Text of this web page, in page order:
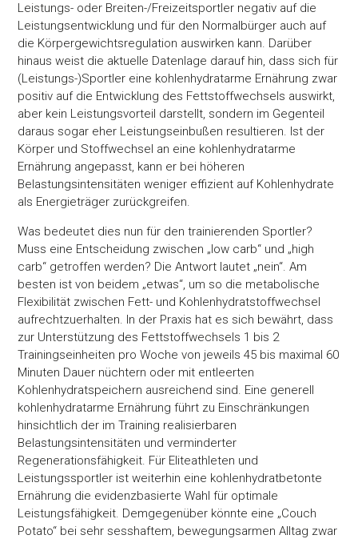
Zustimmung Details Über
Diese Webseite verwendet Cookies
Wir verwenden Cookies, um Inhalte und Anzeigen zu
personalisieren, Funktionen für soziale Medien anbieten zu
und die Zugriffe auf unsere Website zu analysieren.
geben wir Informationen zu Ihrer Verwendung unserer
Leistungs- oder Breiten-/Freizeitsportler negativ auf die
Leistungsentwicklung und für den Normalbürger auch auf
die Körpergewichtsregulation auswirken kann. Darüber
hinaus weist die aktuelle Datenlage darauf hin, dass sich für
(Leistungs-)Sportler eine kohlenhydratarme Ernährung zwar
positiv auf die Entwicklung des Fettstoffwechsels auswirkt,
aber kein Leistungsvorteil darstellt, sondern im Gegenteil
daraus sogar eher Leistungseinbußen resultieren. Ist der
Körper und Stoffwechsel an eine kohlenhydratarme
Ernährung angepasst, kann er bei höheren
Belastungsintensitäten weniger effizient auf Kohlenhydrate
als Energieträger zurückgreifen.
Was bedeutet dies nun für den trainierenden Sportler?
Muss eine Entscheidung zwischen „low carb“ und „high
carb“ getroffen werden? Die Antwort lautet „nein“. Am
besten ist von beidem „etwas“, um so die metabolische
Flexibilität zwischen Fett- und Kohlenhydratstoffwechsel
aufrechtzuerhalten. In der Praxis hat es sich bewährt, dass
zur Unterstützung des Fettstoffwechsels 1 bis 2
Trainingseinheiten pro Woche von jeweils 45 bis maximal 60
Minuten Dauer nüchtern oder mit entleerten
Kohlenhydratspeichern ausreichend sind. Eine generell
kohlenhydratarme Ernährung führt zu Einschränkungen
hinsichtlich der im Training realisierbaren
Belastungsintensitäten und verminderter
Regenerationsfähigkeit. Für Eliteathleten und
Leistungssportler ist weiterhin eine kohlenhydratbetonte
Ernährung die evidenzbasierte Wahl für optimale
Leistungsfähigkeit. Demgegenüber könnte eine „Couch
Potato“ bei sehr sesshaftem, bewegungsarmen Alltag zwar